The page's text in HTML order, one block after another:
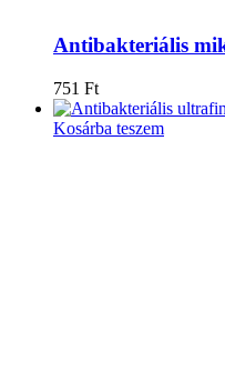
Antibakteriális
751 Ft
Kosárba teszem